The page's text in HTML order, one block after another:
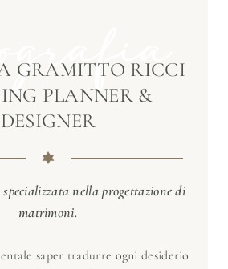
GRAMITTO RICCI
PLANNER &
DESIGNER
nella progettazione di
matrimoni.
saper tradurre ogni desiderio